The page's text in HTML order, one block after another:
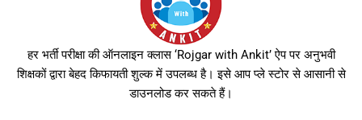
हर भर्ती परीक्षा की ऑनलाइन क्लास ‘Rojgar with Ankit’ ऐप पर अनुभवी
शिक्षकों द्वारा बेहद किफायती शुल्क में उपलब्ध है। इसे आप प्ले स्टोर से आसानी से
डाउनलोड कर सकते हैं।